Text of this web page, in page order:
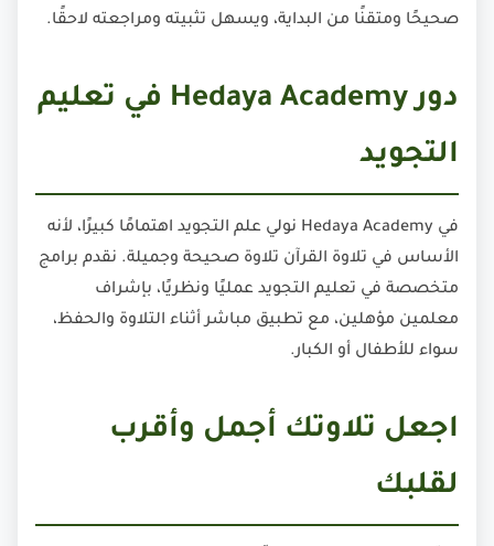
صحيحًا ومتقنًا من البداية، ويسهل تثبيته ومراجعته لاحقًا.
دور Hedaya Academy في تعليم
التجويد
في Hedaya Academy نولي علم التجويد اهتمامًا كبيرًا، لأنه
الأساس في تلاوة القرآن تلاوة صحيحة وجميلة. نقدم برامج
متخصصة في تعليم التجويد عمليًا ونظريًا، بإشراف
معلمين مؤهلين، مع تطبيق مباشر أثناء التلاوة والحفظ،
سواء للأطفال أو الكبار.
اجعل تلاوتك أجمل وأقرب
لقلبك